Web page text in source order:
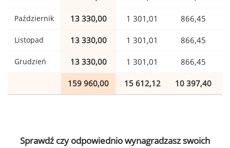
Październik 13 330,00 1 301,01 866,45
Listopad 13 330,00 1 301,01 866,45
Grudzień 13 330,00 1 301,01 866,45
159 960,00 15 612,12 10 397,40
Sprawdź czy odpowiednio wynagradzasz swoich